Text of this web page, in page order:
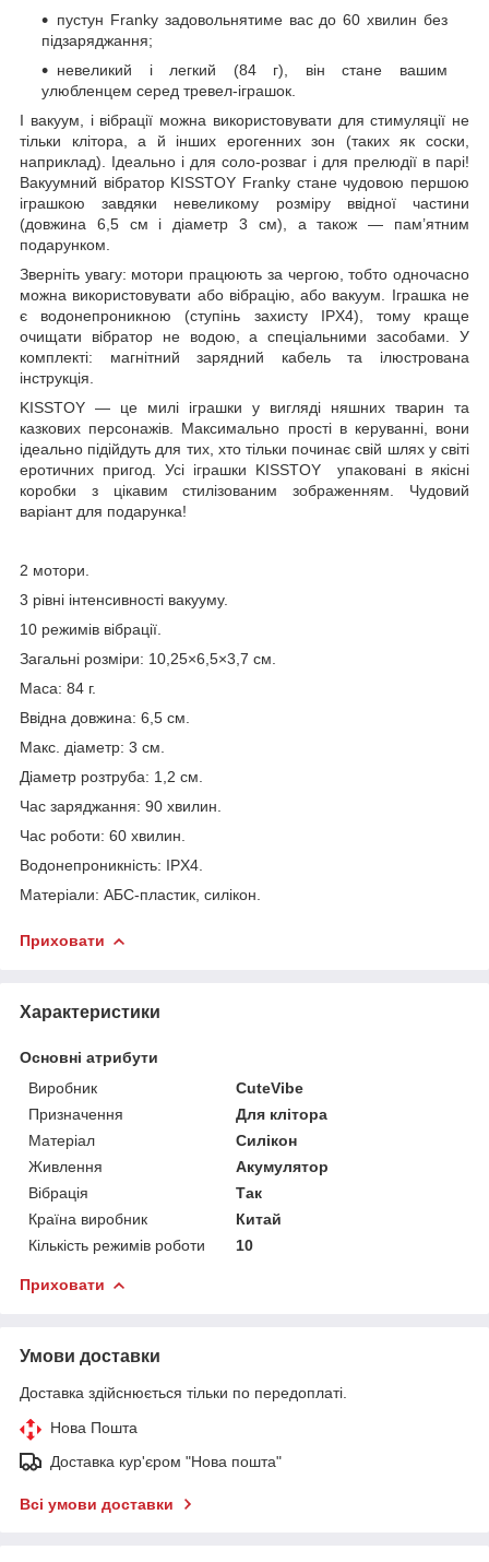
пустун Franky задовольнятиме вас до 60 хвилин без
підзаряджання;
невеликий і легкий (84 г), він стане вашим
улюбленцем серед тревел-іграшок.
І вакуум, і вібрації можна використовувати для стимуляції не
тільки клітора, а й інших ерогенних зон (таких як соски,
наприклад). Ідеально і для соло-розваг і для прелюдії в парі!
Вакуумний вібратор KISSTOY Franky стане чудовою першою
іграшкою завдяки невеликому розміру ввідної частини
(довжина 6,5 см і діаметр 3 см), а також — пам’ятним
подарунком.
Зверніть увагу: мотори працюють за чергою, тобто одночасно
можна використовувати або вібрацію, або вакуум. Іграшка не
є водонепроникною (ступінь захисту IPX4), тому краще
очищати вібратор не водою, а спеціальними засобами. У
комплекті: магнітний зарядний кабель та ілюстрована
інструкція.
KISSTOY — це милі іграшки у вигляді няшних тварин та
казкових персонажів. Максимально прості в керуванні, вони
ідеально підійдуть для тих, хто тільки починає свій шлях у світі
еротичних пригод. Усі іграшки KISSTOY упаковані в якісні
коробки з цікавим стилізованим зображенням. Чудовий
варіант для подарунка!
2 мотори.
3 рівні інтенсивності вакууму.
10 режимів вібрації.
Загальні розміри: 10,25×6,5×3,7 см.
Маса: 84 г.
Ввідна довжина: 6,5 см.
Макс. діаметр: 3 см.
Діаметр розтруба: 1,2 см.
Час заряджання: 90 хвилин.
Час роботи: 60 хвилин.
Водонепроникність: IPX4.
Матеріали: АБС-пластик, силікон.
Приховати
Характеристики
Основні атрибути
Виробник
CuteVibe
Призначення
Для клітора
Матеріал
Силікон
Живлення
Акумулятор
Вібрація
Так
Країна виробник
Китай
Кількість режимів роботи
10
Приховати
Умови доставки
Доставка здійснюється тільки по передоплаті.
Нова Пошта
Доставка кур'єром "Нова пошта"
Всі умови доставки